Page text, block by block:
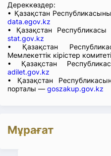
Дереккөздер:
• Қазақстан
data.egov.kz
• Қазақстан
stat.gov.kz
• Қазақстан
Мемлекеттік кірістер
• Қазақстан
adilet.gov.kz
• Қазақстан
порталы — goszakup.gov.kz
Мұрағат